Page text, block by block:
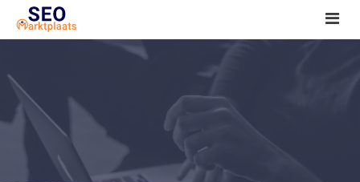
SEO tools reviews
Marketeer bij jou in de buurt?
Offerte
1. Seo voor beginners +
2. Onderzoeken +